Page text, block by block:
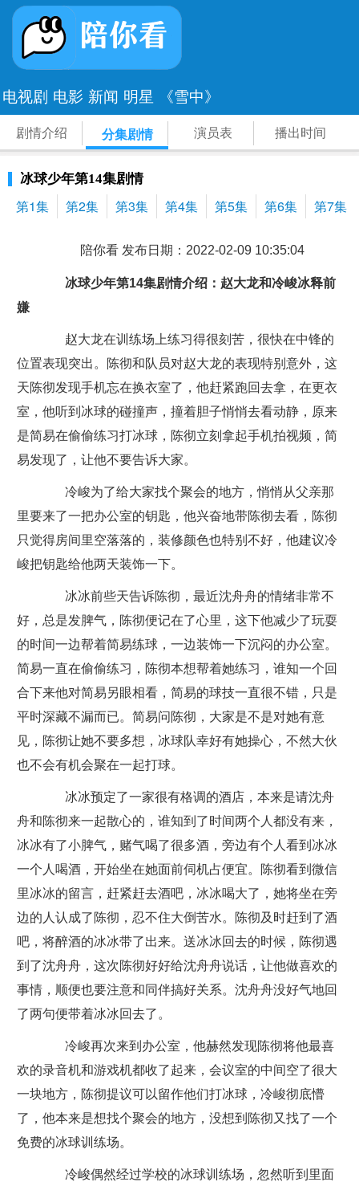
电视剧 电影 新闻 明星 《雪中》
剧情介绍 分集剧情 演员表 播出时间
冰球少年第14集剧情
第1集 第2集 第3集 第4集 第5集 第6集 第7集
陪你看 发布日期：2022-02-09 10:35:04
冰球少年第14集剧情介绍：赵大龙和冷峻冰释前
嫌
赵大龙在训练场上练习得很刻苦，很快在中锋的
位置表现突出。陈彻和队员对赵大龙的表现特别意外，这
天陈彻发现手机忘在换衣室了，他赶紧跑回去拿，在更衣
室，他听到冰球的碰撞声，撞着胆子悄悄去看动静，原来
是简易在偷偷练习打冰球，陈彻立刻拿起手机拍视频，简
易发现了，让他不要告诉大家。
冷峻为了给大家找个聚会的地方，悄悄从父亲那
里要来了一把办公室的钥匙，他兴奋地带陈彻去看，陈彻
只觉得房间里空落落的，装修颜色也特别不好，他建议冷
峻把钥匙给他两天装饰一下。
冰冰前些天告诉陈彻，最近沈舟舟的情绪非常不
好，总是发脾气，陈彻便记在了心里，这下他减少了玩耍
的时间一边帮着简易练球，一边装饰一下沉闷的办公室。
简易一直在偷偷练习，陈彻本想帮着她练习，谁知一个回
合下来他对简易另眼相看，简易的球技一直很不错，只是
平时深藏不漏而已。简易问陈彻，大家是不是对她有意
见，陈彻让她不要多想，冰球队幸好有她操心，不然大伙
也不会有机会聚在一起打球。
冰冰预定了一家很有格调的酒店，本来是请沈舟
舟和陈彻来一起散心的，谁知到了时间两个人都没有来，
冰冰有了小脾气，赌气喝了很多酒，旁边有个人看到冰冰
一个人喝酒，开始坐在她面前伺机占便宜。陈彻看到微信
里冰冰的留言，赶紧赶去酒吧，冰冰喝大了，她将坐在旁
边的人认成了陈彻，忍不住大倒苦水。陈彻及时赶到了酒
吧，将醉酒的冰冰带了出来。送冰冰回去的时候，陈彻遇
到了沈舟舟，这次陈彻好好给沈舟舟说话，让他做喜欢的
事情，顺便也要注意和同伴搞好关系。沈舟舟没好气地回
了两句便带着冰冰回去了。
冷峻再次来到办公室，他赫然发现陈彻将他最喜
欢的录音机和游戏机都收了起来，会议室的中间空了很大
一块地方，陈彻提议可以留作他们打冰球，冷峻彻底懵
了，他本来是想找个聚会的地方，没想到陈彻又找了一个
免费的冰球训练场。
冷峻偶然经过学校的冰球训练场，忽然听到里面